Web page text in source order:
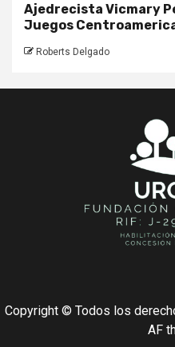
Ajedrecista Vicmary
Juegos
Roberts Delgado
Copyright © Todos los
AF